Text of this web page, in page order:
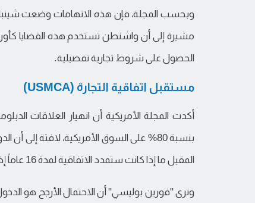
وبحسب المجلة، فإن هذه الاتهامات وضعت
مشيرة إلى أن واشنطن تستخدم هذه القضايا
الحصول على شروط تجارية تفضيلية.
مستقبل اتفاقية التجارة (USMCA)
أكدت المجلة الأمريكية أن انهيار العلاقات
بنسبة 80% على السوق الأمريكية، لافتة
المقبل ما إذا كانت ستمدد الاتفاقية لمدة 16 عاماً إضافية.
وترى "فورين بوليسي" أن الاحتمال الأرجح هو